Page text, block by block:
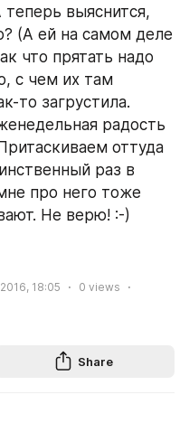
выяснится,
(А ей на самом деле
что прятать надо
с чем их там
то загрустила.
радость
оттуда
раз в
про него тоже
Не верю! :-)
18:05 0 views
Share